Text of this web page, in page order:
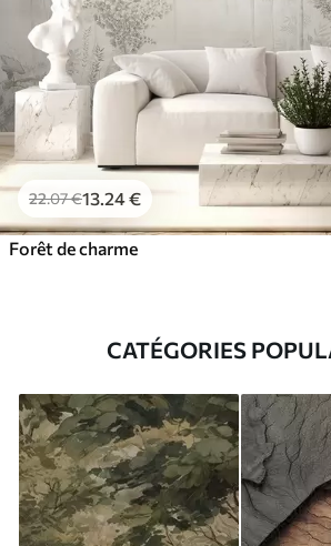
22.07€13 .24€
Forêt de charme
CATÉGORIES